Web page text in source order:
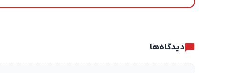
نظرات کاربران
دیدگاه‌ها